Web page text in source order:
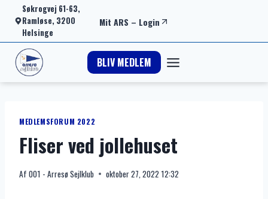
Fortsæt
indhold
Søkrogvej 61-63,
Ramløse, 3200
Helsinge
Mit ARS – Login
BLIV MEDLEM
MEDLEMSFORUM 2022
Fliser ved jollehuset
Af 001 - Arresø Sejlklub oktober 27, 2022 12:32